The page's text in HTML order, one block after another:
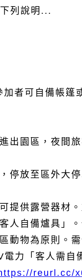
列說明...
者可自備帳篷
出園區，夜間
停放至區外大
提供露營器材
人自備爐具」
動物為原則。
力「客人需自
reurl.cc/